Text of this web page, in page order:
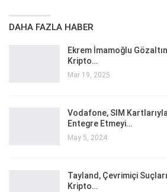
DAHA FAZLA HABER
Ekrem İmamoğlu
Kripto…
Mar 19, 2025
Vodafone, SIM
Entegre Etmeyi…
May 5, 2024
Tayland, Çevrimiçi
Kripto…